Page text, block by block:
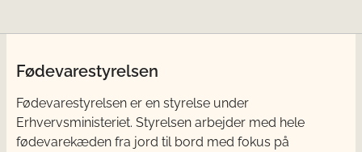
Fødevarestyrelsen
Fødevarestyrelsen er en styrelse under
Erhvervsministeriet. Styrelsen arbejder med hele
fødevarekæden fra jord til bord med fokus på